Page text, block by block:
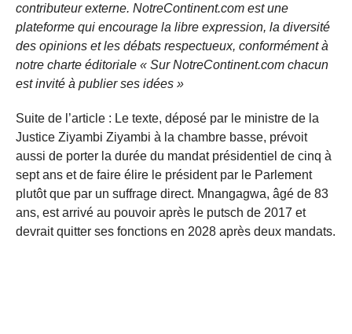
contributeur externe. NotreContinent.com est une
plateforme qui encourage la libre expression, la diversité
des opinions et les débats respectueux, conformément à
notre charte éditoriale « Sur NotreContinent.com chacun
est invité à publier ses idées »
Suite de l’article : Le texte, déposé par le ministre de la
Justice Ziyambi Ziyambi à la chambre basse, prévoit
aussi de porter la durée du mandat présidentiel de cinq à
sept ans et de faire élire le président par le Parlement
plutôt que par un suffrage direct. Mnangagwa, âgé de 83
ans, est arrivé au pouvoir après le putsch de 2017 et
devrait quitter ses fonctions en 2028 après deux mandats.